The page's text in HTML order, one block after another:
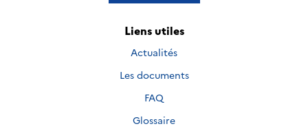
Liens utiles
Actualités
Les documents
FAQ
Glossaire